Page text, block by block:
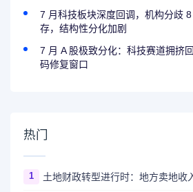
7 月科技板块深度回调，机构分歧
存，结构性分化加剧
7 月 A 股极致分化：科技赛道拥挤
码修复窗口
热门
1